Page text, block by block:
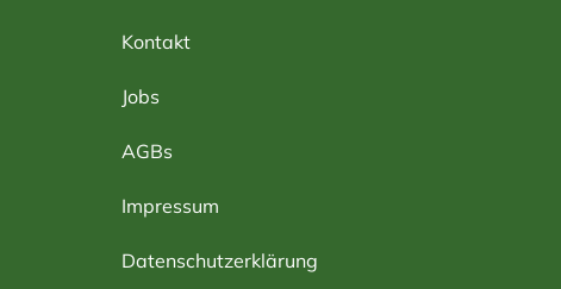
Kontakt
Jobs
AGBs
Impressum
Datenschutzerklärung